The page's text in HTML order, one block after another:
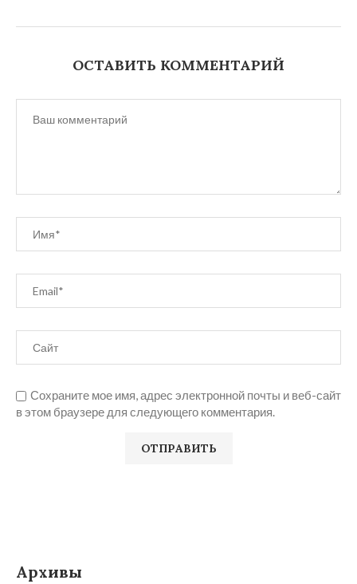
ОСТАВИТЬ КОММЕНТАРИЙ
Сохраните мое имя, адрес электронной почты и веб-сайт
в этом браузере для следующего комментария.
Архивы